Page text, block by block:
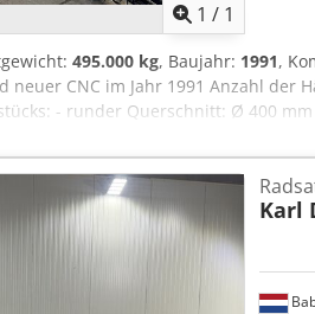
1 / 1
495.000 kg, Baujahr: 1991,
neuer CNC im Jahr 1991 Anzahl der
- runder Querschnitt: Ø 400
60 mm - quadratisch: ca. 50 mm
kg Mindestlänge: 1500 mm
ca. 1.600 kW Maschine
Karl